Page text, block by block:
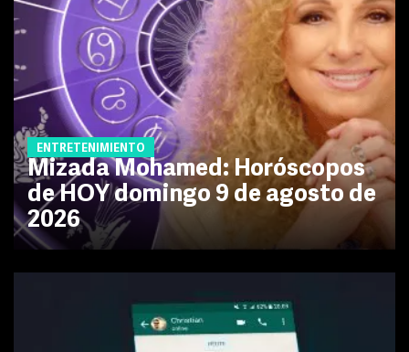
ENTRETENIMIENTO
Mizada Mohamed: Horóscopos
de HOY domingo 9 de agosto de
2026